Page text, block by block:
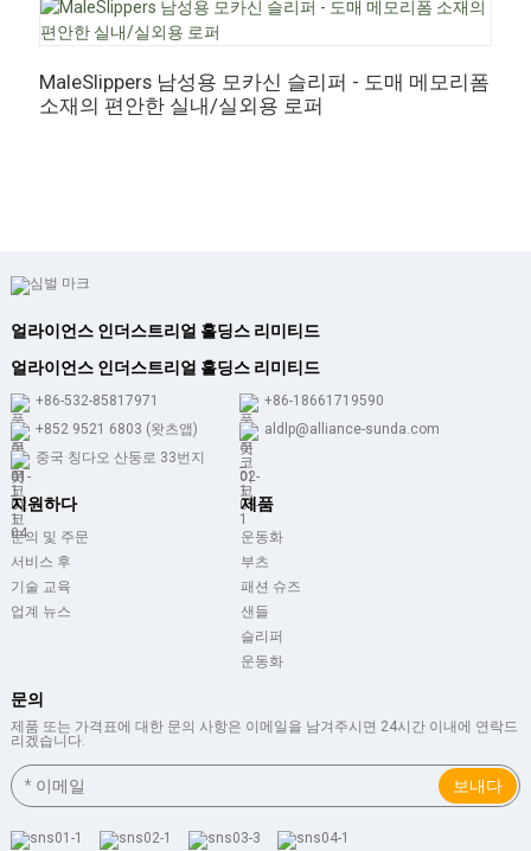
MaleSlippers 남성용 모카신 슬리퍼 - 도매 메모리폼
소재의 편안한 실내/실외용 로퍼
얼라이언스 인더스트리얼 홀딩스 리미티드
얼라이언스 인더스트리얼 홀딩스 리미티드
+86-532-85817971
+86-18661719590
+852 9521 6803 (왓츠앱)
aldlp@alliance-sunda.com
중국 칭다오 산둥로 33번지
지원하다
문의 및 주문
서비스 후
기술 교육
업계 뉴스
제품
운동화
부츠
패션 슈즈
샌들
슬리퍼
운동화
문의
제품 또는 가격표에 대한 문의 사항은 이메일을 남겨주시면 24시간 이내에 연락드
리겠습니다.
보내다